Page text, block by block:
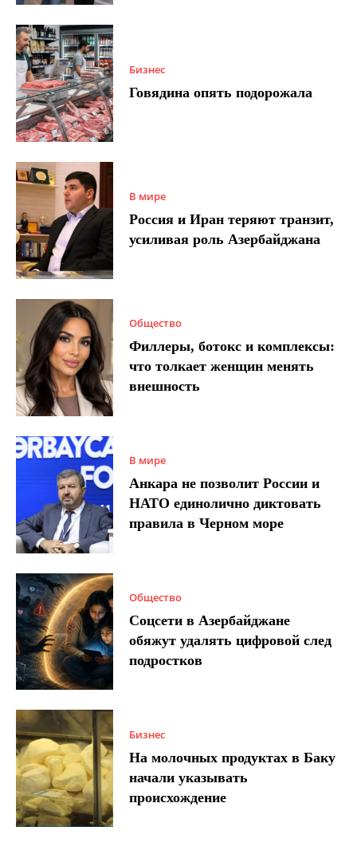
Бизнес
Говядина опять подорожала
В мире
Россия и Иран теряют транзит,
усиливая роль Азербайджана
Общество
Филлеры, ботокс и комплексы:
что толкает женщин менять
внешность
В мире
Анкара не позволит России и
НАТО единолично диктовать
правила в Черном море
Общество
Соцсети в Азербайджане
обяжут удалять цифровой след
подростков
Бизнес
На молочных продуктах в Баку
начали указывать
происхождение